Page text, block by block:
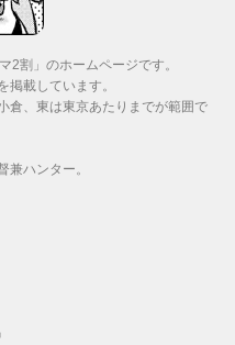
2割」のホームページです。
載しています。
倉、東は東京あたりまでが範囲で
兼ハンター。